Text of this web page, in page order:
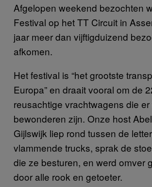
Afgelopen weekend bezochten
Festival op het TT Circuit in
jaar meer dan vijftigduizend
afkomen.
Het festival is “het grootste
Europa” en draait vooral om de
reusachtige vrachtwagens die er
bewonderen zijn. Onze host
Gijlswijk liep rond tussen de
vlammende trucks, sprak de
die ze besturen, en werd omver
door alle rook en getoeter.